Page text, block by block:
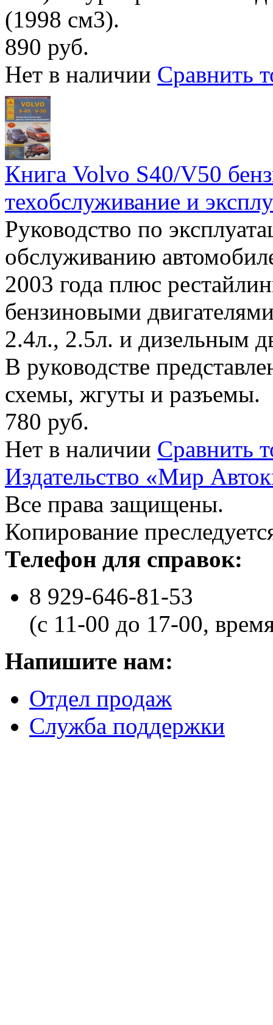
(1998 см3).
890 руб.
Нет в наличии Сравнить
Книга Volvo S40/V50
техобслуживание и
Руководство по
обслуживанию
2003 года плюс
бензиновыми
2.4л., 2.5л. и дизельным
В руководстве
схемы, жгуты и разъемы.
780 руб.
Нет в наличии Сравнить
Издательство «Мир
Все права защищены.
Копирование
Телефон для справок:
8 929-646-81-53
(с 11-00 до 17-00,
Напишите нам:
Отдел продаж
Служба поддержки